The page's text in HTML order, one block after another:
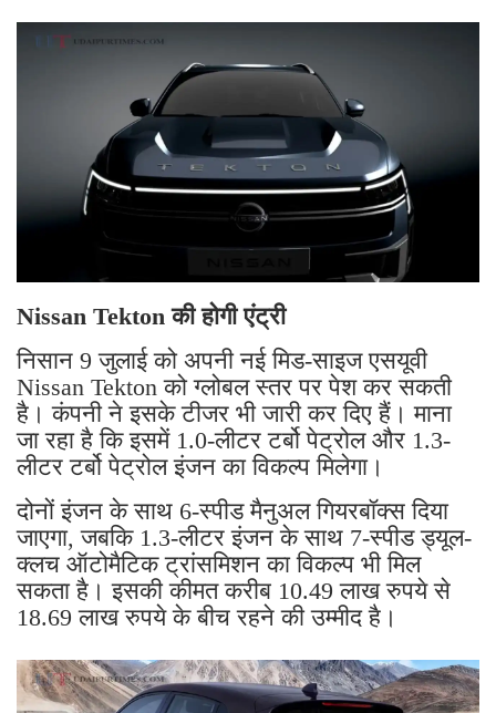
Nissan Tekton की होगी एंट्री
निसान 9 जुलाई को अपनी नई मिड-साइज एसयूवी
Nissan Tekton को ग्लोबल स्तर पर पेश कर सकती
है। कंपनी ने इसके टीजर भी जारी कर दिए हैं। माना
जा रहा है कि इसमें 1.0-लीटर टर्बो पेट्रोल और 1.3-
लीटर टर्बो पेट्रोल इंजन का विकल्प मिलेगा।
दोनों इंजन के साथ 6-स्पीड मैनुअल गियरबॉक्स दिया
जाएगा, जबकि 1.3-लीटर इंजन के साथ 7-स्पीड ड्यूल-
क्लच ऑटोमैटिक ट्रांसमिशन का विकल्प भी मिल
सकता है। इसकी कीमत करीब 10.49 लाख रुपये से
18.69 लाख रुपये के बीच रहने की उम्मीद है।